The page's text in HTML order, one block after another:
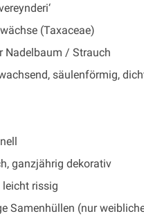
(Taxaceae)
Nadelbaum / Strauch
säulenförmig,
ganzjährig dekorativ
leicht rissig
Samenhüllen (nur